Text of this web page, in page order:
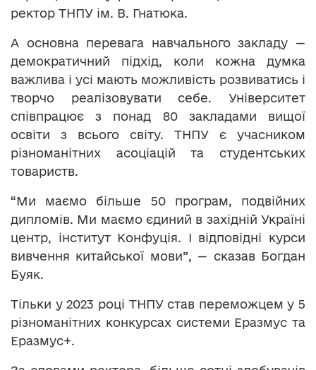
ректор ТНПУ ім. В. Гнатюка.
А основна перевага навчального закладу —
демократичний підхід, коли кожна думка
важлива і усі мають можливість розвиватись і
творчо реалізовувати себе. Університет
співпрацює з понад 80 закладами вищої
освіти з всього світу. ТНПУ є учасником
різноманітних асоціацій та студентських
товариств.
“Ми маємо більше 50 програм, подвійних
дипломів. Ми маємо єдиний в західній Україні
центр, інститут Конфуція. І відповідні курси
вивчення китайської мови”, — сказав Богдан
Буяк.
Тільки у 2023 році ТНПУ став переможцем у 5
різноманітних конкурсах системи Еразмус та
Еразмус+.